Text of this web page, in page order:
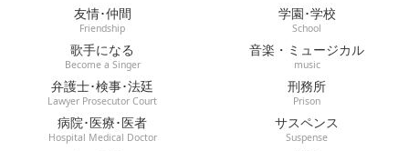
友情･仲間
Friendship
学園･学校
School
歌手になる
Become a Singer
音楽・ミュージカル
music
弁護士･検事･法廷
Lawyer Prosecutor Court
刑務所
Prison
病院･医療･医者
Hospital Medical Doctor
サスペンス
Suspense